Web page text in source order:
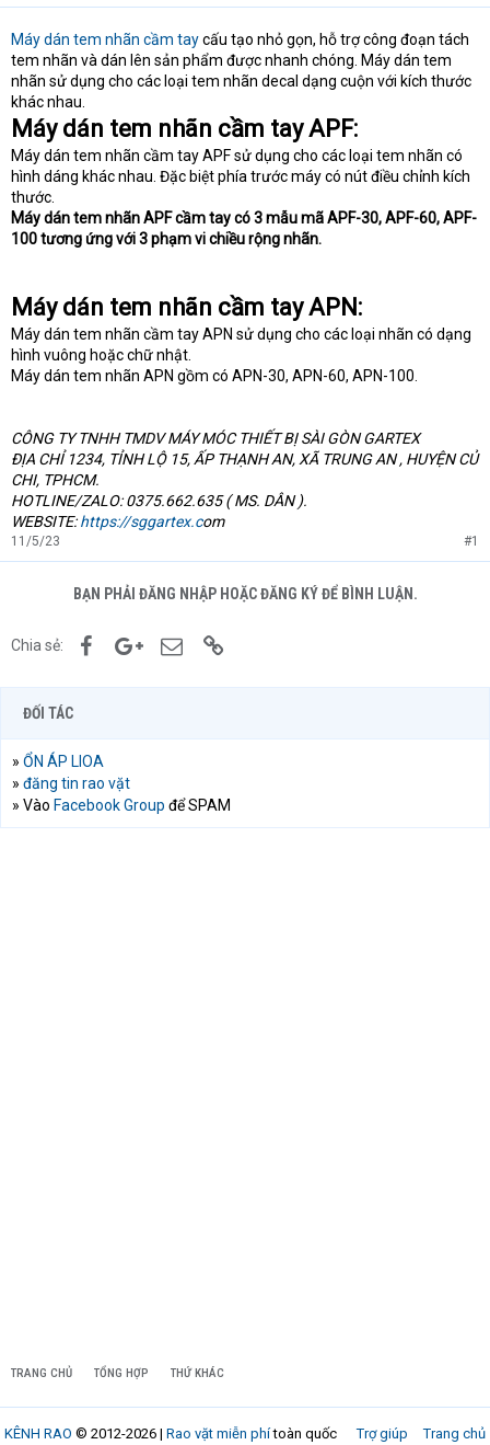
Máy dán tem nhãn cầm taycấu tạo nhỏ gọn, hỗ trợ công đoạn tách
tem nhãn và dán lên sản phẩm được nhanh chóng. Máy dán tem
nhãn sử dụng cho các loại tem nhãn decal dạng cuộn với kích thước
khác nhau.
Máy dán tem nhãn cầm tay APF:
Máy dán tem nhãn cầm tay APF sử dụng cho các loại tem nhãn có
hình dáng khác nhau. Đặc biệt phía trước máy có nút điều chỉnh kích
thước.
Máy dán tem nhãn APF cầm tay có 3 mẫu mã APF-30, APF-60, APF-
100 tương ứng với 3 phạm vi chiều rộng nhãn.
Máy dán tem nhãn cầm tay APN:
Máy dán tem nhãn cầm tay APN sử dụng cho các loại nhãn có dạng
hình vuông hoặc chữ nhật.
Máy dán tem nhãn APN gồm có APN-30, APN-60, APN-100.
CÔNG TY TNHH TMDV MÁY MÓC THIẾT BỊ SÀI GÒN GARTEX
ĐỊA CHỈ 1234, TỈNH LỘ 15, ẤP THẠNH AN, XÃ TRUNG AN , HUYỆN CỦ
CHI, TPHCM.
HOTLINE/ZALO: 0375.662.635 ( MS. DÂN ).
WEBSITE:https://sggartex.com
11/5/23 #1
BẠN PHẢI ĐĂNG NHẬP HOẶC ĐĂNG KÝ ĐỂ BÌNH LUẬN.
Chia sẻ: FacebookGoogle+Email
ĐỐI TÁC
» ỔN ÁP LIOA
» đăng tin rao vặt
» Vào Facebook Group để SPAM
TRANG CHỦ TỔNG HỢP THỨ KHÁC
Trợ giúp Trang chủ
KÊNH RAO © 2012-2026 | Rao vặt miễn phítoàn quốc